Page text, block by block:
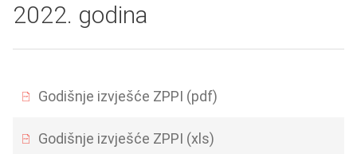
2022. godina
Godišnje izvješće ZPPI (pdf)
Godišnje izvješće ZPPI (xls)